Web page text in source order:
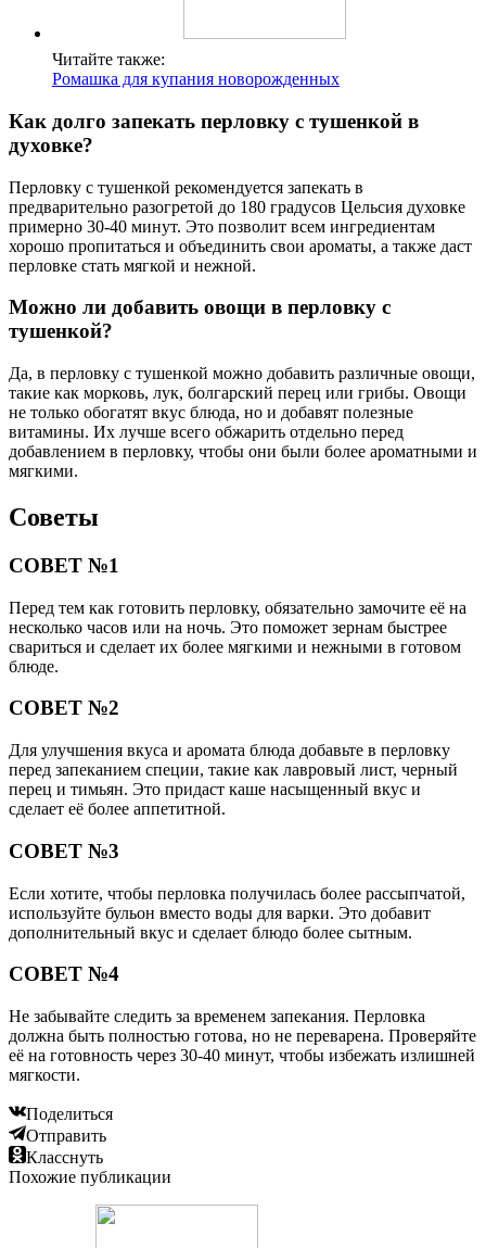
Читайте также:
Ромашка для купания новорожденных
Как долго запекать перловку с тушенкой в
духовке?
Перловку с тушенкой рекомендуется запекать в
предварительно разогретой до 180 градусов Цельсия духовке
примерно 30-40 минут. Это позволит всем ингредиентам
хорошо пропитаться и объединить свои ароматы, а также даст
перловке стать мягкой и нежной.
Можно ли добавить овощи в перловку с
тушенкой?
Да, в перловку с тушенкой можно добавить различные овощи,
такие как морковь, лук, болгарский перец или грибы. Овощи
не только обогатят вкус блюда, но и добавят полезные
витамины. Их лучше всего обжарить отдельно перед
добавлением в перловку, чтобы они были более ароматными и
мягкими.
Советы
СОВЕТ №1
Перед тем как готовить перловку, обязательно замочите её на
несколько часов или на ночь. Это поможет зернам быстрее
свариться и сделает их более мягкими и нежными в готовом
блюде.
СОВЕТ №2
Для улучшения вкуса и аромата блюда добавьте в перловку
перед запеканием специи, такие как лавровый лист, черный
перец и тимьян. Это придаст каше насыщенный вкус и
сделает её более аппетитной.
СОВЕТ №3
Если хотите, чтобы перловка получилась более рассыпчатой,
используйте бульон вместо воды для варки. Это добавит
дополнительный вкус и сделает блюдо более сытным.
СОВЕТ №4
Не забывайте следить за временем запекания. Перловка
должна быть полностью готова, но не переварена. Проверяйте
её на готовность через 30-40 минут, чтобы избежать излишней
мягкости.
Поделиться
Отправить
Класснуть
Похожие публикации